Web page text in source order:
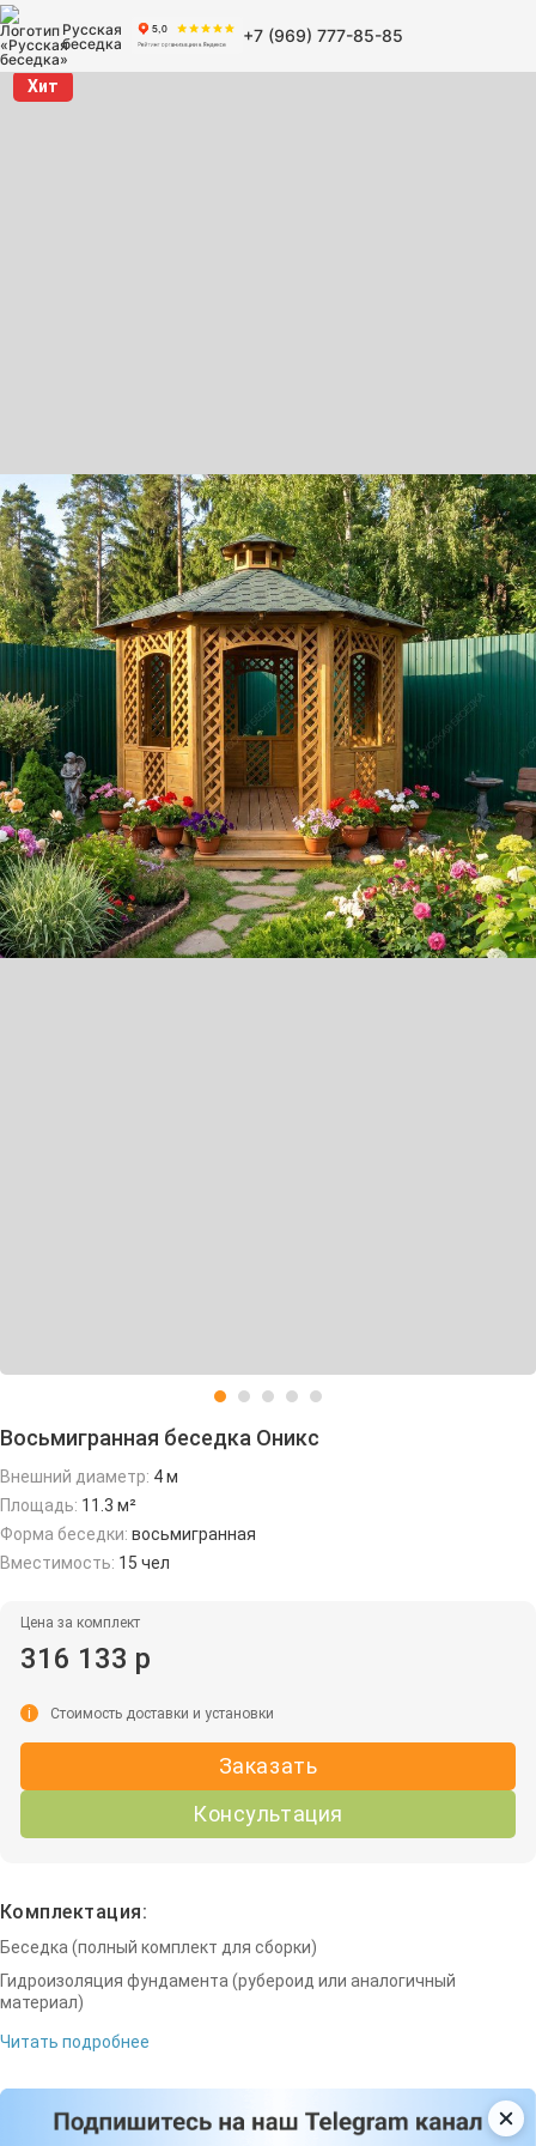
Русская
беседка
+7 (969) 777-85-85
Хит
Восьмигранная беседка Оникс
Внешний диаметр: 4 м
Площадь: 11.3 м²
Форма беседки: восьмигранная
Вместимость: 15 чел
Цена за комплект
316 133 р
Заказать
Консультация
i Стоимость доставки и установки
Комплектация:
Беседка (полный комплект для сборки)
Гидроизоляция фундамента (рубероид или аналогичный
материал)
Читать подробнее